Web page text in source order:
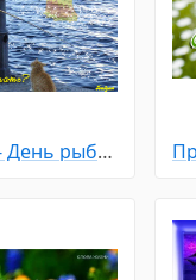
Праздники - День рыбака